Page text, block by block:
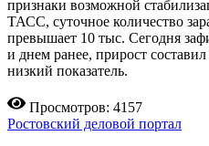
признаки возможной
ТАСС, суточное количество
превышает 10 тыс. Сегодня
и днем ранее, прирост
низкий показатель.
Просмотров: 4157
Ростовский деловой портал